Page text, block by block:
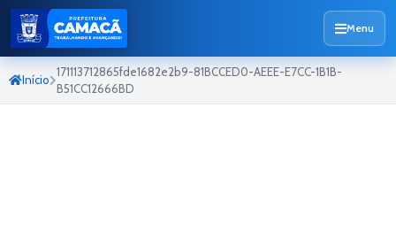
Menu
Início
171113712865fde1682e2b9-81BCCED0-AEEE-E7CC-1B1B-
B51CC12666BD